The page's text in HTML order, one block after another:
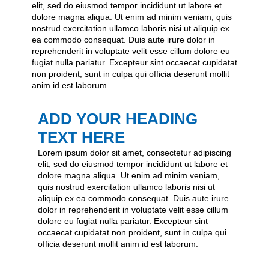
elit, sed do eiusmod tempor incididunt ut labore et
dolore magna aliqua. Ut enim ad minim veniam, quis
nostrud exercitation ullamco laboris nisi ut aliquip ex
ea commodo consequat. Duis aute irure dolor in
reprehenderit in voluptate velit esse cillum dolore eu
fugiat nulla pariatur. Excepteur sint occaecat cupidatat
non proident, sunt in culpa qui officia deserunt mollit
anim id est laborum.
ADD YOUR HEADING
TEXT HERE
Lorem ipsum dolor sit amet, consectetur adipiscing
elit, sed do eiusmod tempor incididunt ut labore et
dolore magna aliqua. Ut enim ad minim veniam,
quis nostrud exercitation ullamco laboris nisi ut
aliquip ex ea commodo consequat. Duis aute irure
dolor in reprehenderit in voluptate velit esse cillum
dolore eu fugiat nulla pariatur. Excepteur sint
occaecat cupidatat non proident, sunt in culpa qui
officia deserunt mollit anim id est laborum.